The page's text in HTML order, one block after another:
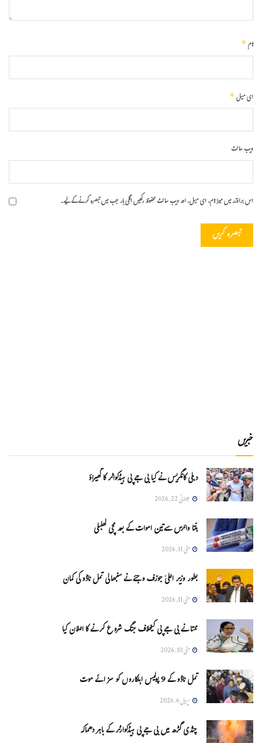
نام*
ای میل*
ویب‌ سائٹ
اس براؤزر میں میرا نام، ای میل، اور ویب سائٹ محفوظ رکھیں اگلی بار جب میں تبصرہ کرنے کےلیے۔
خبریں
دہلی کانگریس نے کیا بی جے پی ہیڈکواٹر کا گھیراؤ
جولائی 22, 2026
ہنتا وائرس سےتین اموات کے بعد مچی کھلبلی
مئی 11, 2026
بطور وزیر اعلیٰ جوزف وجئے نے سنبھالی تمل ناڈو کی کمان
مئی 11, 2026
ممتا نے بی جے پی کیخلاف جنگ شروع کرنے کا اعلان کیا
مئی 10, 2026
تمل ناڈو کے 9 پولیس اہلکاروں کو سزائے موت
اپریل 6, 2026
چنڈی گڑھ میں بی جے پی ہیڈکوارٹر کے باہر دھماکہ